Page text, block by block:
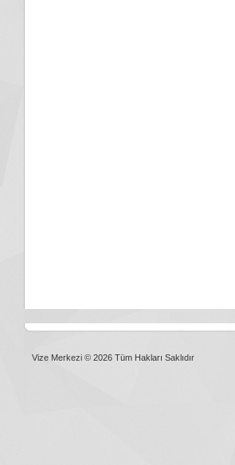
Vize Merkezi © 2026 Tüm Hakları Saklıdır